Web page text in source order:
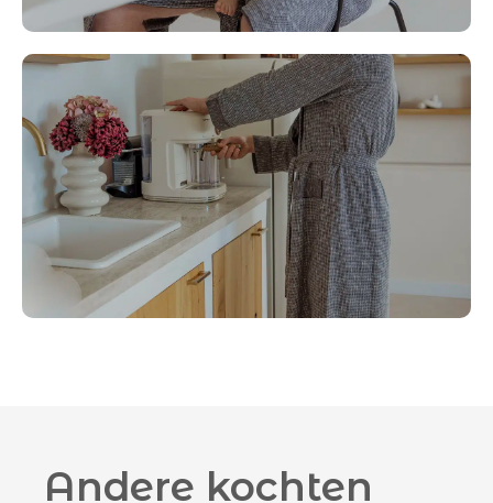
Andere kochten